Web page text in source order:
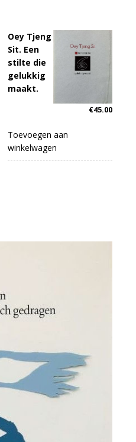
Oey Tjeng
Sit. Een
stilte die
gelukkig
maakt.
€45.00
Toevoegen aan
winkelwagen